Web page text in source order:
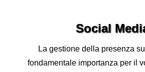
Social
La gestione della presenza
fondamentale importanza per il